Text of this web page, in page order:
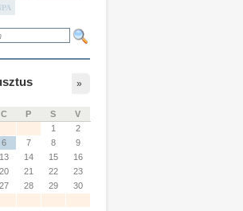
»
C P S
V
1
2
6 7 8
9
13 14 15
16
20 21 22
23
27 28 29
30